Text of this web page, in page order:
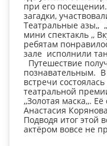
при его
загадки,
Театральные азы,,
мини спектакль ,,
ребятам
зале исполнили
Путешествие
познавательным.
встречи
театральной
,,Золотая маска,,.
Анастасия
Подводя итог этой
актёром вовсе не